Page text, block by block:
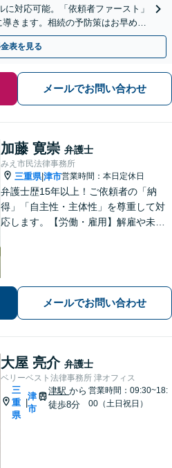
対応可能。「依頼者ファースト」
きます。相続の予防策はお早めに
護士歴40年以上】
表を見る
メールでお問い合わせ
加藤 寛崇 弁護士
みえ市民法律事務所
三重県|津市営業時間：本日定休日
弁護士歴15年以上！ご依頼者の「納
得」「自主性・主体性」を尊重して対
応します。【労働・雇用】解雇や未払
メールでお問い合わせ
大屋 亮介 弁護士
ベリーベスト法律事務所 津オフィス
三
重
県
|
津
市
津駅から
徒歩8分
営業時間：09:30~18:
00（土日祝日）